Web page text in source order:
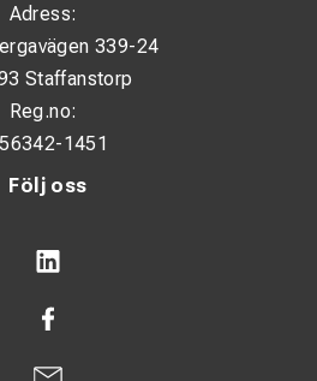
Följ oss
Adress:
339-24
Staffanstorp
Reg.no:
1451